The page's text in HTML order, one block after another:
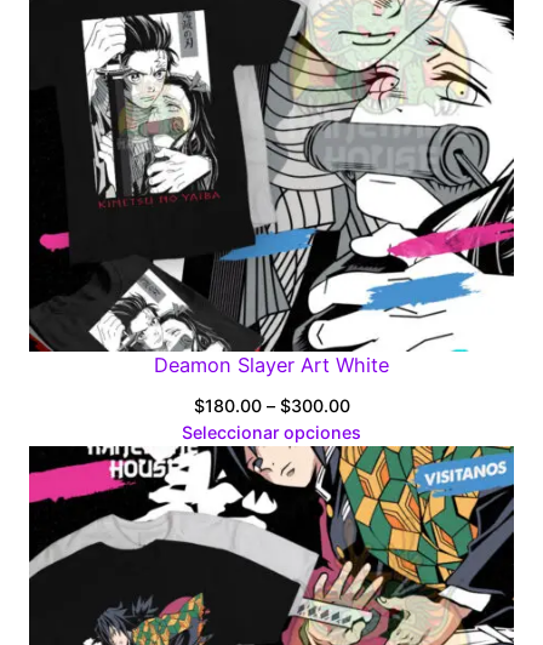
Deamon Slayer Art White
$180.00 – $300.00Price
range:
$180.00
through
$300.00
Seleccionar opciones